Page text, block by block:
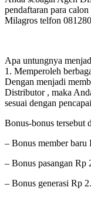
pendaftaran para
Milagros telfon
Apa untungnya
1. Memperoleh
Dengan menjadi
Distributor , maka
sesuai dengan
Bonus-bonus tersebut
– Bonus member baru
– Bonus pasangan Rp
– Bonus generasi Rp